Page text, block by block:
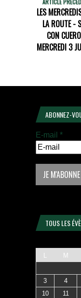
ARTICLE
LES
LA ROUTE -
CON
MERCREDI 3
ABONNEZ-
E-mail *
TOUS LES
M
3
4
10
11